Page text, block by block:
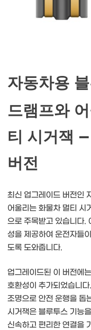
자동차용
드램프와
티 시거잭
버전
최신 업그레이드 버전인
어울리는 화물차 멀티 시
으로 주목받고 있습니다.
성을 제공하여 운전자들
도록 도와줍니다.
업그레이드된 이 버전에
호환성이 추가되었습니
조명으로 안전 운행을 돕
시거잭은 블루투스 기능
신속하고 편리한 연결을